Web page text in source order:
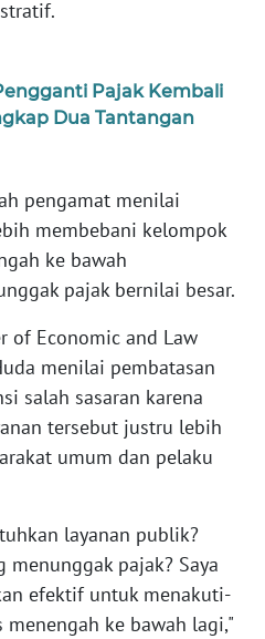
Pajak Kembali
Dua Tantangan
pengamat menilai
membebani kelompok
ke bawah
pajak bernilai besar.
of Economic and Law
menilai pembatasan
salah sasaran karena
tersebut justru lebih
umum dan pelaku
layanan publik?
menunggak pajak? Saya
efektif untuk menakuti-
ke bawah lagi,"